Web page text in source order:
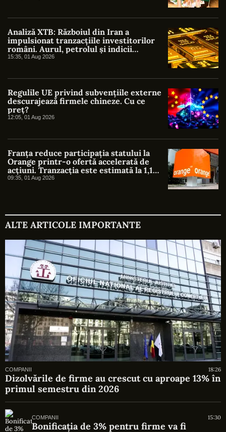
Analiză XTB: Războiul din Iran a
impulsionat tranzacțiile investitorilor
români. Aurul, petrolul și indicii
americani au atras cel mai mare interes
15:35, 01 Aug 2026
Regulile UE privind subvențiile externe
descurajează firmele chineze. Cu ce
preț?
12:05, 01 Aug 2026
Franța reduce participația statului la
Orange printr-o ofertă accelerată de
acțiuni. Tranzacția este estimată la 1,1
miliarde de euro
09:35, 01 Aug 2026
ALTE ARTICOLE IMPORTANTE
COMPANII 18:26
Dizolvările de firme au crescut cu aproape 13% în
primul semestru din 2026
COMPANII 15:30
Bonificația de 3% pentru firme va fi